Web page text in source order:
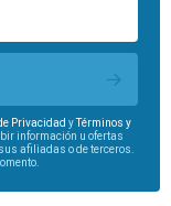
Privacidad yTérminos y
información u ofertas
afiliadas o de terceros.